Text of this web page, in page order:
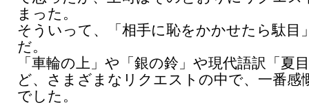
まった。
そういって、「相手に恥をかかせたら駄目
だ。
「車輪の上」や「銀の鈴」や現代語訳「夏
ど、さまざまなリクエストの中で、一番感
でした。